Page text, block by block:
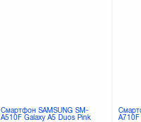
Смартфон SAMSUNG SM-
A510F Galaxy A5 Duos Pink
A710F